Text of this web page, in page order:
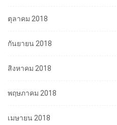
ตุลาคม 2018
กันยายน 2018
สิงหาคม 2018
พฤษภาคม 2018
เมษายน 2018